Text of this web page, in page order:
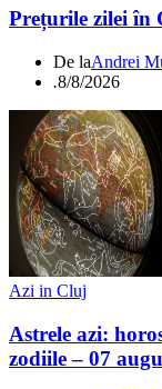
Prețurile zilei în
De laAndrei
.8/8/2026
Azi in Cluj
Astrele azi:
zodiile – 07